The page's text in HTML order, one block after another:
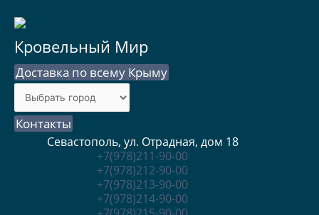
Кровельный Мир
Доставка по всему Крыму
Контакты
Севастополь, ул. Отрадная, дом 18
+7(978)211-90-00
+7(978)212-90-00
+7(978)213-90-00
+7(978)214-90-00